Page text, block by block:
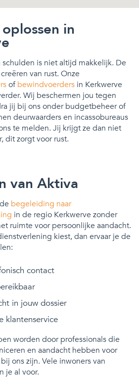
in
schulden is niet altijd makkelijk. De
van rust. Onze
ofbewindvoerders in Kerkwerve
Wij beschermen jou tegen
jij bij ons onder budgetbeheer of
deurwaarders en incassobureaus
te melden. Jij krijgt ze dan niet
dit zorgt voor rust.
van Aktiva
begeleiding naar
in de regio Kerkwerve zonder
ruimte voor persoonlijke aandacht.
kiest, dan ervaar je de
contact
in jouw dossier
klantenservice
worden door professionals die
en aandacht hebben voor
ons zijn. Vele inwoners van
je al voor.